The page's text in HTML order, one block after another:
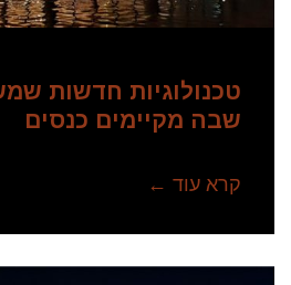
טכנולוגיות חדשות
שבה מקיימים כנסים
קרא עוד ←